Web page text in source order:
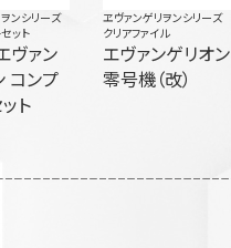
ンシリーズ
ット
ヴァン
コンプ
ト
ヱヴァンゲリヲンシリーズ
クリアファイル
エヴァンゲリオン
零号機（改）